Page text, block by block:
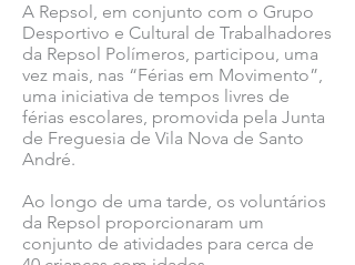
A Repsol, em conjunto com o Grupo
Desportivo e Cultural de Trabalhadores
da Repsol Polímeros, participou, uma
vez mais, nas “Férias em Movimento”,
uma iniciativa de tempos livres de
férias escolares, promovida pela Junta
de Freguesia de Vila Nova de Santo
André.
Ao longo de uma tarde, os voluntários
da Repsol proporcionaram um
conjunto de atividades para cerca de